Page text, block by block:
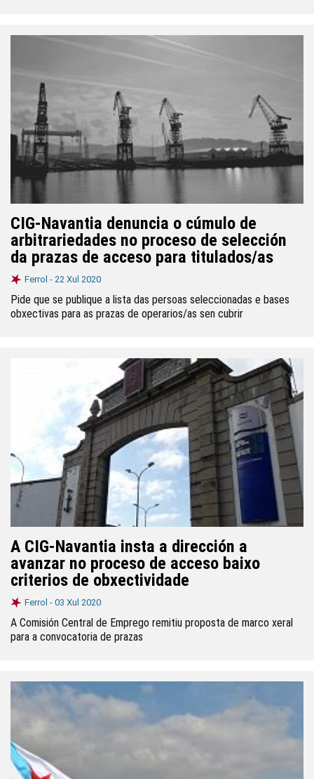
CIG-Navantia denuncia o cúmulo de
arbitrariedades no proceso de selección
da prazas de acceso para titulados/as
Ferrol - 22 Xul 2020
Pide que se publique a lista das persoas seleccionadas e bases
obxectivas para as prazas de operarios/as sen cubrir
A CIG-Navantia insta a dirección a
avanzar no proceso de acceso baixo
criterios de obxectividade
Ferrol - 03 Xul 2020
A Comisión Central de Emprego remitiu proposta de marco xeral
para a convocatoria de prazas